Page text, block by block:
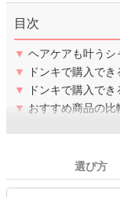
目次
▼ ヘアケアも叶うシ
▼
ドンキで購入で
▼
ドンキで購入で
▼ おすすめ商品の比
選び方